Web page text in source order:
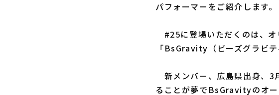
パフォーマーをご紹介します。
#25に登場いただくのは、オ
「BsGravity（ビーズグラビテ
新メンバー、広島県出身、3
ることが夢でBsGravityのオ